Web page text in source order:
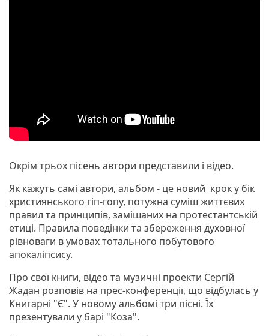
Окрім трьох пісень автори представили і відео.
Як кажуть самі автори, альбом - це новий крок у бік
християнського гіп-гопу, потужна суміш життєвих
правил та принципів, замішаних на протестантській
етиці. Правила поведінки та збереження духовної
рівноваги в умовах тотального побутового
апокаліпсису.
Про свої книги, відео та музичні проекти Сергій
Жадан розповів на прес-конференції, що відбулась у
Книгарні "Є". У новому альбомі три пісні. Їх
презентували у барі "Коза".